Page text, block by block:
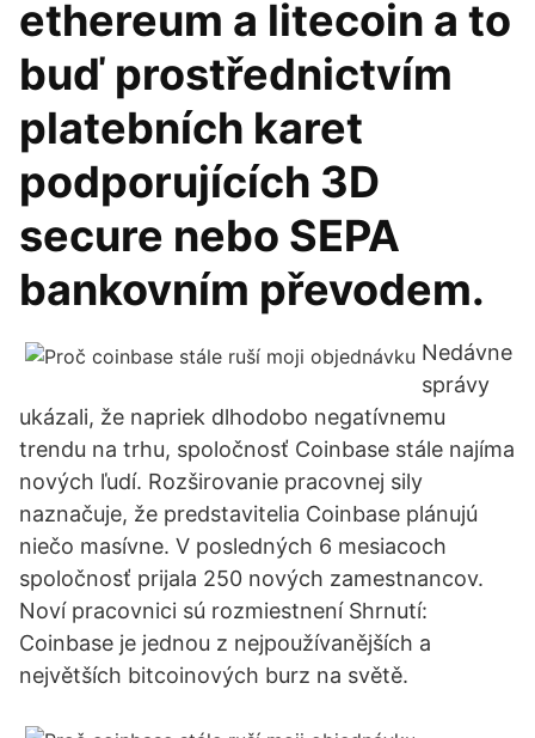
ethereum a litecoin a to
buď prostřednictvím
platebních karet
podporujících 3D
secure nebo SEPA
bankovním převodem.
Nedávne
správy
ukázali, že napriek dlhodobo negatívnemu
trendu na trhu, spoločnosť Coinbase stále najíma
nových ľudí. Rozširovanie pracovnej sily
naznačuje, že predstavitelia Coinbase plánujú
niečo masívne. V posledných 6 mesiacoch
spoločnosť prijala 250 nových zamestnancov.
Noví pracovnici sú rozmiestnení Shrnutí:
Coinbase je jednou z nejpoužívanějších a
největších bitcoinových burz na světě.